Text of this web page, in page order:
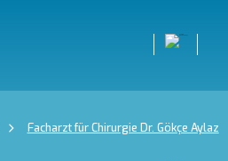
Facharzt für Chirurgie Dr. Gökçe Aylaz